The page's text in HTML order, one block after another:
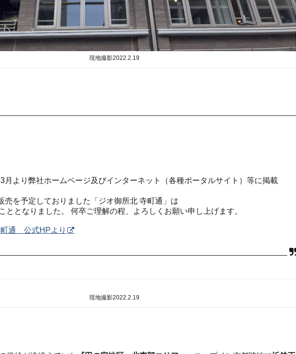
現地撮影2022.2.19
月より弊社ホームページ及びインターネット（各種ポータルサイト）等に掲載
売を予定しておりました「ジオ御所北 寺町通」は
ととなりました。 何卒ご理解の程、よろしくお願い申し上げます。
通 公式HPより
現地撮影2022.2.19